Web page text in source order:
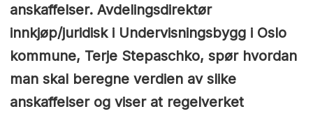
anskaffelser. Avdelingsdirektør
innkjøp/juridisk i Undervisningsbygg i Oslo
kommune, Terje Stepaschko, spør hvordan
man skal beregne verdien av slike
anskaffelser og viser at regelverket